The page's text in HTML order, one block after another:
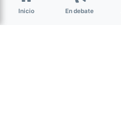
Inicio En debate